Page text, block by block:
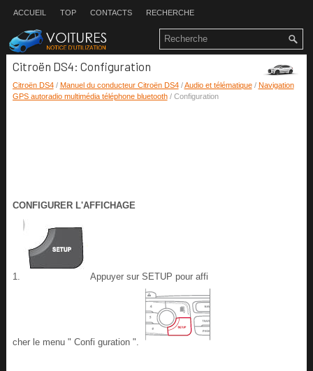
ACCUEIL TOP CONTACTS RECHERCHE
Citroën DS4: Configuration
Citroën DS4/ Manuel du conducteur Citroën DS4/Audio et télématique/ Navigation
GPS autoradio multimédia téléphone bluetooth/ Configuration
CONFIGURER L'AFFICHAGE
1. Appuyer sur SETUP pour affi
cher le menu " Confi guration ".